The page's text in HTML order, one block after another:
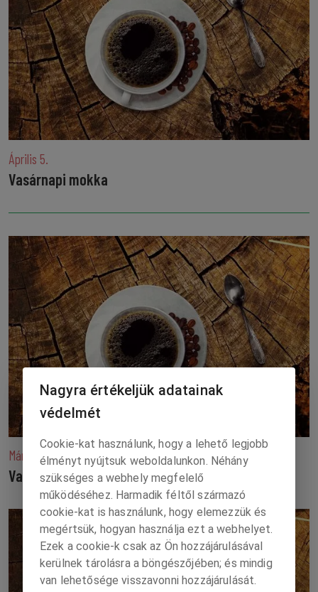
Április 5.
Vasárnapi mokka
Március 29.
Vasárnapi mokka
Nagyra értékeljük adatainak
védelmét
Cookie-kat használunk, hogy a lehető legjobb
élményt nyújtsuk weboldalunkon. Néhány
szükséges a webhely megfelelő
működéséhez. Harmadik féltől származó
cookie-kat is használunk, hogy elemezzük és
megértsük, hogyan használja ezt a webhelyet.
Ezek a cookie-k csak az Ön hozzájárulásával
kerülnek tárolásra a böngészőjében; és mindig
van lehetősége visszavonni hozzájárulását.